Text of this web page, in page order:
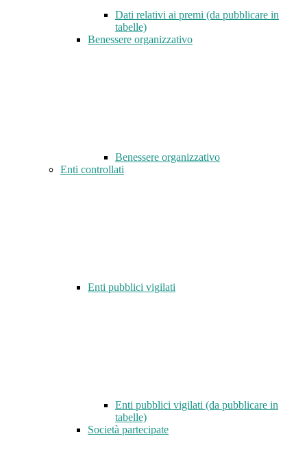
Dati relativi ai premi (da pubblicare in
tabelle)
Benessere organizzativo
Benessere organizzativo
Enti controllati
Enti pubblici vigilati
Enti pubblici vigilati (da pubblicare in
tabelle)
Società partecipate